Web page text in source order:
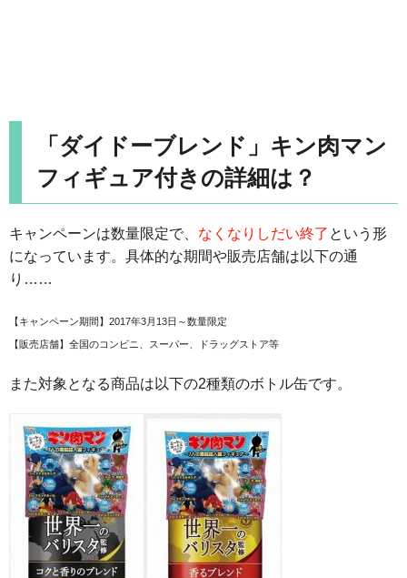
「ダイドーブレンド」キン肉マン
フィギュア付きの詳細は？
キャンペーンは数量限定で、 なくなりしだい終了 という形
になっています。具体的な期間や販売店舗は以下の通
り……
【キャンペーン期間】2017年3月13日～数量限定
【販売店舗】全国のコンビニ、スーパー、ドラッグストア等
また対象となる商品は以下の2種類のボトル缶です。